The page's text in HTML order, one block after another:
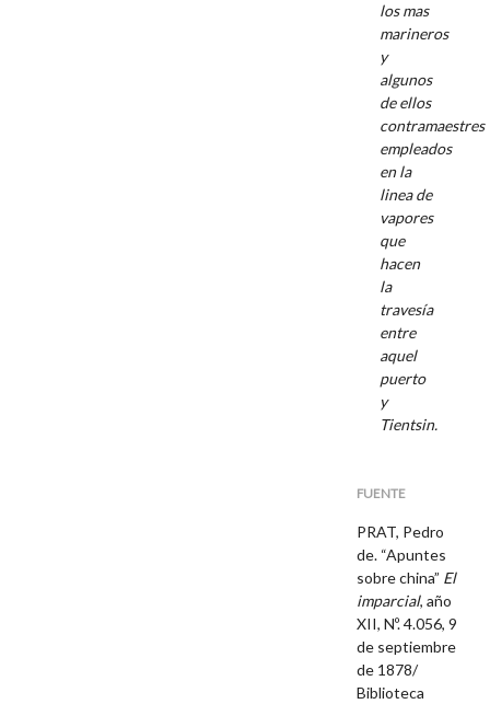
los mas
marineros
y
algunos
de ellos
contramaestres
empleados
en la
linea de
vapores
que
hacen
la
travesía
entre
aquel
puerto
y
Tientsin.
FUENTE
PRAT, Pedro
de. “Apuntes
sobre china” El
imparcial, año
XII, Nº. 4.056, 9
de septiembre
de 1878/
Biblioteca